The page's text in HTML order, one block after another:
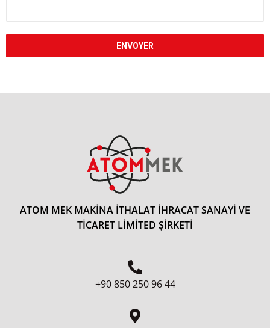
ENVOYER
ATOM MEK MAKİNA İTHALAT İHRACAT SANAYİ VE
TİCARET LİMİTED ŞİRKETİ
+90 850 250 96 44